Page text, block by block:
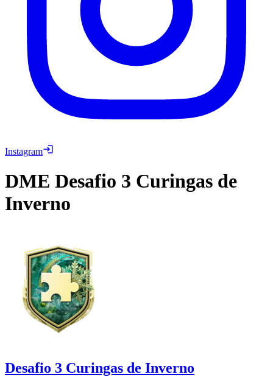
Instagram
DME Desafio 3 Curingas de
Inverno
Desafio 3 Curingas de Inverno